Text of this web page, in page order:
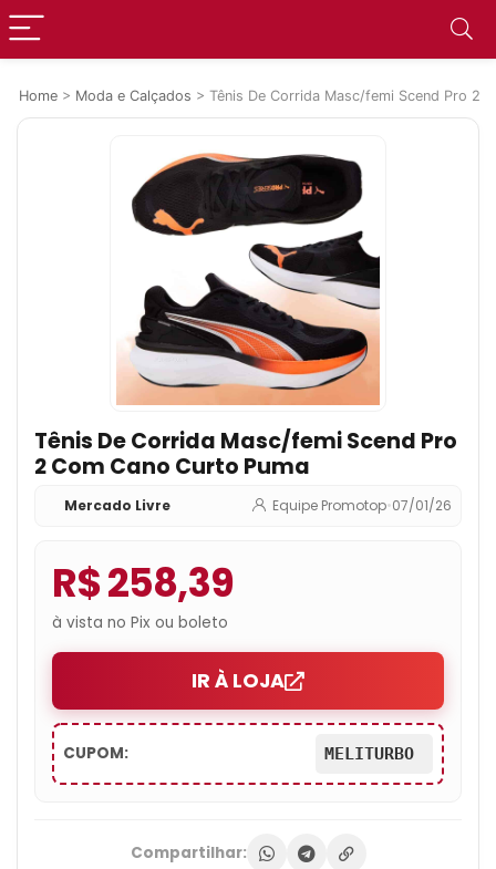
Home > Moda e Calçados > Tênis De Corrida Masc/femi Scend Pro 2
Tênis De Corrida Masc/femi Scend Pro
2 Com Cano Curto Puma
Mercado Livre Equipe Promotop•07/01/26
R$ 258,39
à vista no Pix ou boleto
IR À LOJA
CUPOM: MELITURBO
Compartilhar: